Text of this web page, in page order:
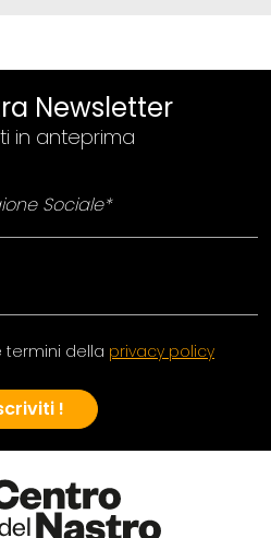
Newsletter
in anteprima
!
termini della privacy policy